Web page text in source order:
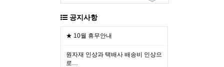
공지사항
★ 10월 휴무안내
원자재 인상과 택배사 배송비 인상으
로…